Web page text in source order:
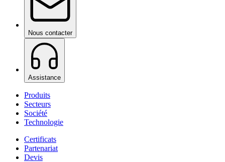
Nous contacter
Assistance
Produits
Secteurs
Société
Technologie
Certificats
Partenariat
Devis